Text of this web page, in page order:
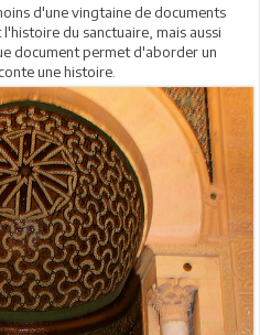
d'une vingtaine de documents
du sanctuaire, mais aussi
document permet d'aborder un
une histoire.